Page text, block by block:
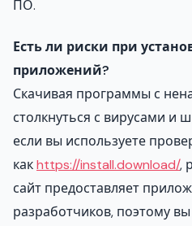
ПО.
Есть ли риски при
приложений?
Скачивая программы с
столкнуться с вирусами и
если вы используете
какhttps://install.download/,
сайт предоставляет
разработчиков, поэтому